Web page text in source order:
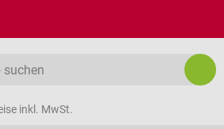
inkl. MwSt.